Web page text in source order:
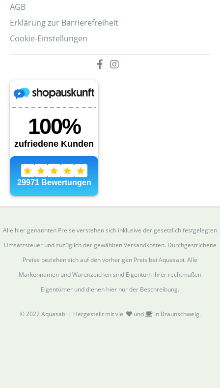
AGB
Erklärung zur Barrierefreiheit
Cookie-Einstellungen
Alle hier genannten Preise verstehen sich inklusive der gesetzlich festgelegten
Umsatzsteuer und zuzüglich der gewählten Versandkosten. Durchgestrichene
Preise beziehen sich auf den vorherigen Preis bei Aquasabi. Alle
Markennamen und Warenzeichen sind Eigentum ihrer rechtmäßen
Eigentümer und dienen hier nur der Beschreibung.
© 2022 Aquasabi | Hergestellt mit viel und in Braunschweig.